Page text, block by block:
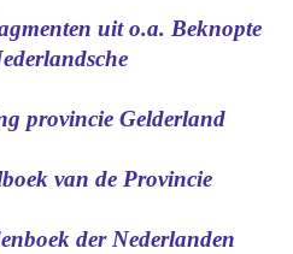
uit o.a. Beknopte
provincie Gelderland
van de Provincie
der Nederlanden